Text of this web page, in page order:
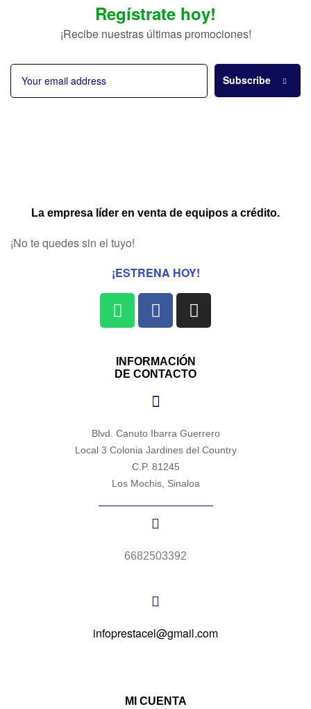
Regístrate hoy!
¡Recibe nuestras últimas promociones!
Subscribe
La empresa líder en venta de equipos a crédito.
¡No te quedes sin el tuyo!
¡ESTRENA HOY!
INFORMACIÓN
DE CONTACTO
Blvd. Canuto Ibarra Guerrero
Local 3 Colonia Jardines del Country
C.P. 81245
Los Mochis, Sinaloa
6682503392
infoprestacel@gmail.com
MI CUENTA